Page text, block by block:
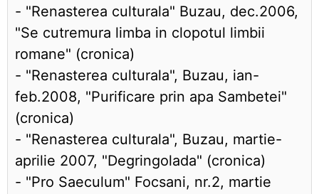
- "Renasterea culturala" Buzau, dec.2006,
"Se cutremura limba in clopotul limbii
romane" (cronica)
- "Renasterea culturala", Buzau, ian-
feb.2008, "Purificare prin apa Sambetei"
(cronica)
- "Renasterea culturala", Buzau, martie-
aprilie 2007, "Degringolada" (cronica)
- "Pro Saeculum" Focsani, nr.2, martie